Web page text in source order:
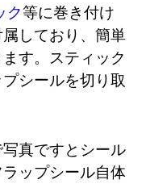
ク等に巻き付け
しており、簡単
す。スティック
シールを切り取
真ですとシール
ップシール自体